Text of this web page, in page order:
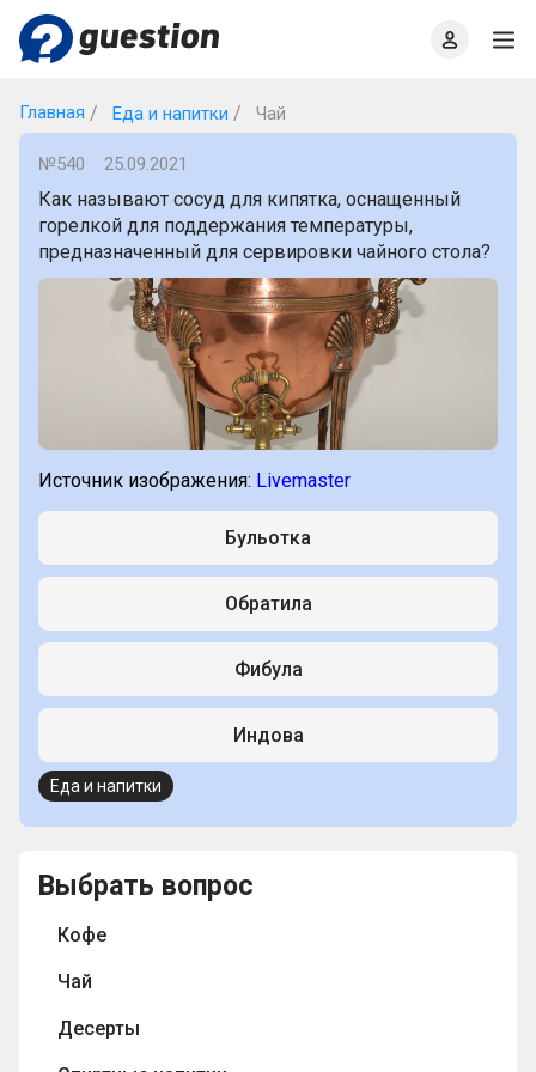
Главная Еда и напитки Чай
№540 25.09.2021
Как называют сосуд для кипятка, оснащенный
горелкой для поддержания температуры,
предназначенный для сервировки чайного стола?
Источник изображения: Livemaster
Бульотка
Обратила
Фибула
Индова
Еда и напитки
Выбрать вопрос
Кофе
Чай
Десерты